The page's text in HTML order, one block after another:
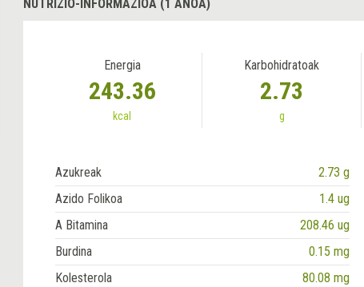
NUTRIZIO-INFORMAZIOA (1 ANOA)
Energia
243.36
kcal
Karbohidratoak
2.73
g
Azukreak 2.73 g
Azido Folikoa
1.4 ug
A Bitamina
208.46 ug
Burdina
0.15 mg
Kolesterola
80.08 mg